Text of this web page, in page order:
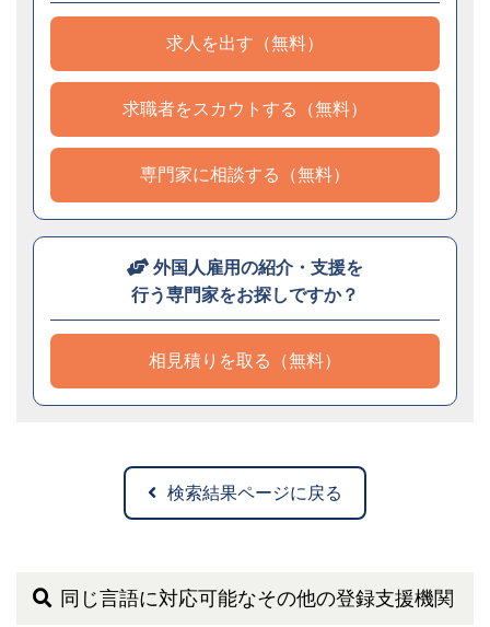
求人を出す（無料）
求職者をスカウトする（無料）
専門家に相談する（無料）
外国人雇用の紹介・支援を
行う専門家をお探しですか？
相見積りを取る（無料）
検索結果ページに戻る
同じ言語に対応可能なその他の登録支援機関